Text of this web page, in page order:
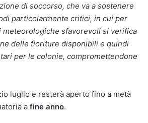
di soccorso, che va a sostenere
particolarmente critici, in cui per
sfavorevoli si verifica
delle fioriture disponibili e quindi
per le colonie, compromettendone
luglio e resterà aperto fino a metà
a fine anno.